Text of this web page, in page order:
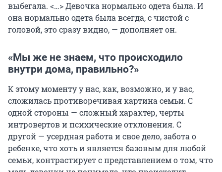
выбегала. <…> Девочка нормально одета была. И
она нормально одета была всегда, с чистой с
головой, это сразу видно, — дополняет он.
«Мы же не знаем, что происходило
внутри дома, правильно?»
К этому моменту у нас, как, возможно, и у вас,
сложилась противоречивая картина семьи. С
одной стороны — сложный характер, черты
интровертов и психические отклонения. С
другой — усердная работа и свое дело, забота о
ребенке, что хоть и является базовым для любой
семьи, контрастирует с представлением о том, что